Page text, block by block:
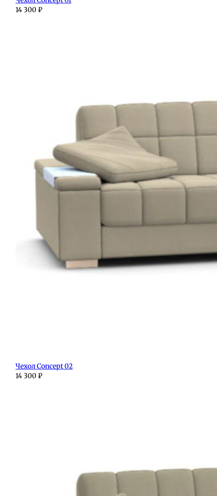
14 300 ₽
Чехол Concept 02
14 300 ₽